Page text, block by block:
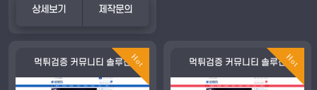
상세보기 제작문의
Hot
먹튀검증 커뮤니티 솔루션 Hot
먹튀검증 커뮤니티 솔루션